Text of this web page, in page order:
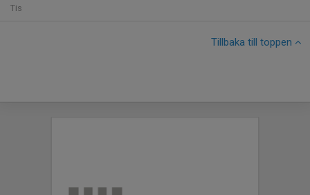
Tis
Tillbaka till toppen